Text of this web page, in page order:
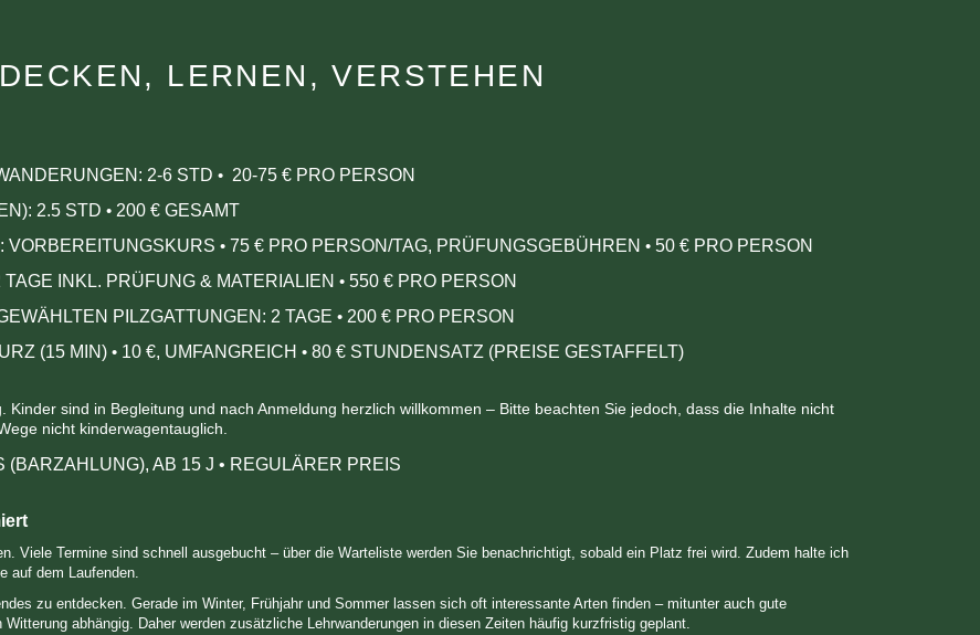
LERNEN, VERSTEHEN
2-6 STD• 20-75 € PRO PERSON
2.5 STD• 200 € GESAMT
VORBEREITUNGSKURS• 75 € PRO PERSON/TAG, PRÜFUNGSGEBÜHREN•50 € PRO PERSON
INKL. PRÜFUNG & MATERIALIEN•550 € PRO PERSON
PILZGATTUNGEN: 2 TAGE• 200 € PRO PERSON
(15 MIN)• 10 €, UMFANGREICH •80€ STUNDENSATZ (PREISE GESTAFFELT)
sind in Begleitung und nach Anmeldung herzlich willkommen – Bitte beachten Sie jedoch, dass die Inhalte nicht
nicht kinderwagentauglich.
(BARZAHLUNG), AB 15 J• REGULÄRER PREIS
Viele Termine sind schnell ausgebucht – über die Warteliste werden Sie benachrichtigt, sobald ein Platz frei wird. Zudem halte ich
auf dem Laufenden.
zu entdecken. Gerade im Winter, Frühjahr und Sommer lassen sich oft interessante Arten finden – mitunter auch gute
abhängig. Daher werden zusätzliche Lehrwanderungen in diesen Zeiten häufig kurzfristig geplant.